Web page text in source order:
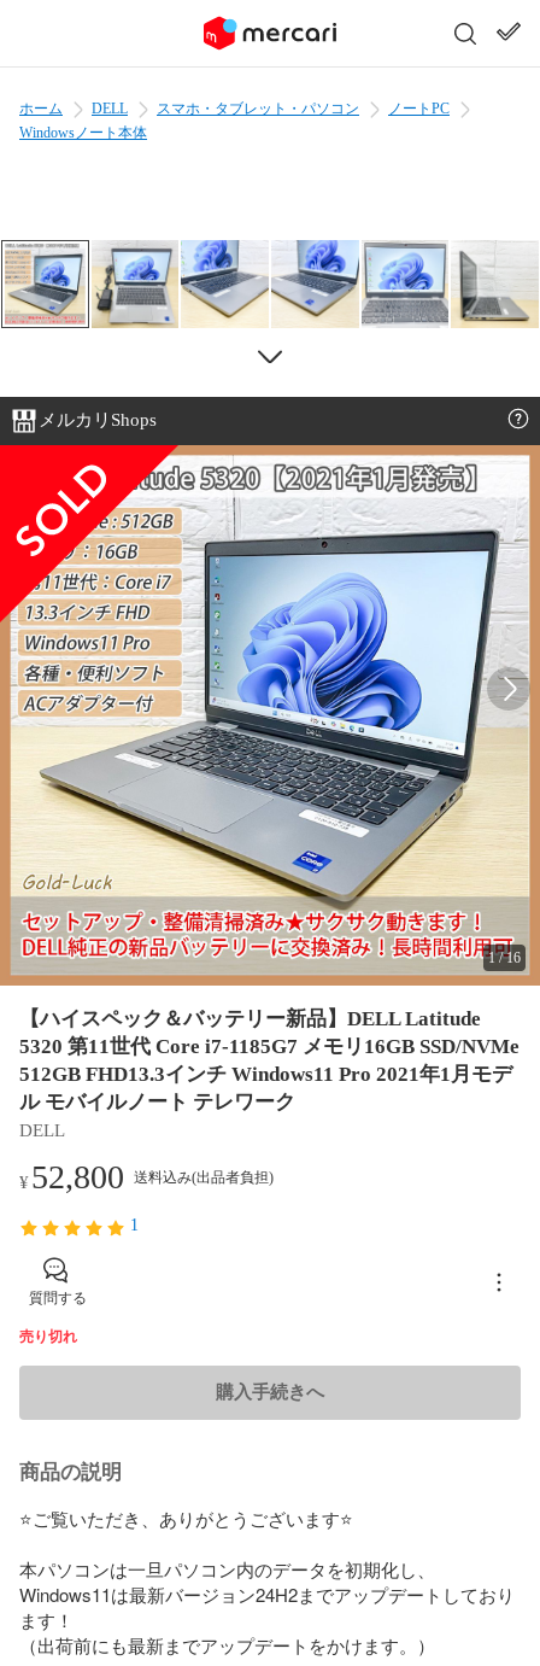
ホーム DELL スマホ・タブレット・パソコン
ノートPC
Windowsノート本体
メルカリShops
1/16
【ハイスペック＆バッテリー新品】DELL Latitude
5320 第11世代 Core i7-1185G7 メモリ16GB SSD/NVMe
512GB FHD13.3インチ Windows11 Pro 2021年1月モデ
ル モバイルノート テレワーク
DELL
¥52,800 送料込み(出品者負担)
1
質問する
売り切れ
購入手続きへ
商品の説明
⭐️ご覧いただき、ありがとうございます⭐️
本パソコンは一旦パソコン内のデータを初期化し、
Windows11は最新バージョン24H2までアップデートしており
ます！
（出荷前にも最新までアップデートをかけます。）